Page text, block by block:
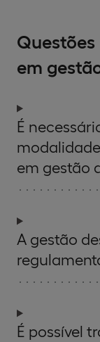
em
É
em gestão
A gestão
É possível